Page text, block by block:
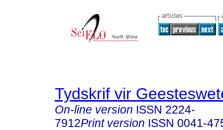
Tydskrif vir
On-line version ISSN 2224-
7912Print version ISSN 0041-